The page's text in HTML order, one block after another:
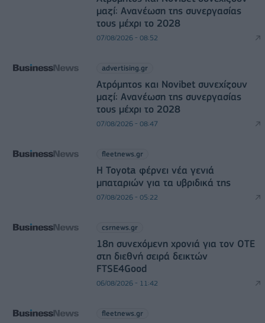
μαζί: Ανανέωση της συνεργασίας
τους μέχρι το 2028
07/08/2026 - 08:52
advertising.gr
Ατρόμητος και Novibet συνεχίζουν
μαζί: Ανανέωση της συνεργασίας
τους μέχρι το 2028
07/08/2026 - 08:47
fleetnews.gr
Η Toyota φέρνει νέα γενιά
μπαταριών για τα υβριδικά της
07/08/2026 - 05:22
csrnews.gr
18η συνεχόμενη χρονιά για τον ΟΤΕ
στη διεθνή σειρά δεικτών
FTSE4Good
06/08/2026 - 11:42
fleetnews.gr